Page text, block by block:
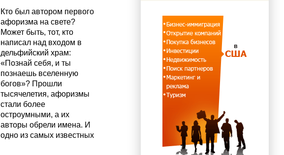
Кто был автором первого
афоризма на свете?
Может быть, тот, кто
написал над входом в
дельфийский храм:
«Познай себя, и ты
познаешь вселенную
богов»? Прошли
тысячелетия, афоризмы
стали более
остроумными, а их
авторы обрели имена. И
одно из самых известных